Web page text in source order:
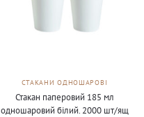
СТАКАНИ ОДНОШАРОВІ
Стакан паперовий 185 мл
одношаровий білий. 2000 шт/ящ